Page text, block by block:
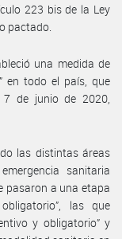
223 bis de la Ley
pactado.
una medida de
en todo el país, que
7 de junio de 2020,
las distintas áreas
sanitaria
pasaron a una etapa
las que
y obligatorio” y